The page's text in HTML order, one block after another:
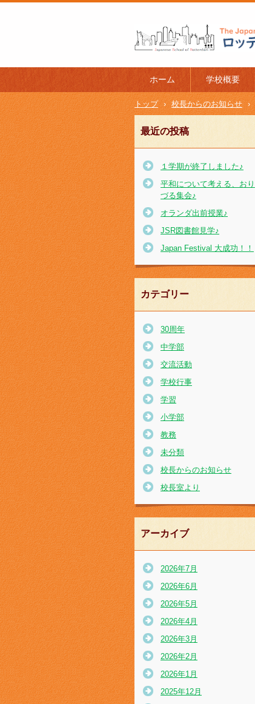
l of Rotterdam
ホーム 学校概要
トップ › 校長からのお知らせ ›
最近の投稿
１学期が終了しました♪
平和について考える、おり
づる集会♪
オランダ出前授業♪
JSR図書館見学♪
Japan Festival 大成功！！
カテゴリー
30周年
中学部
交流活動
学校行事
学習
小学部
教務
未分類
校長からのお知らせ
校長室より
アーカイブ
2026年7月
2026年6月
2026年5月
2026年4月
2026年3月
2026年2月
2026年1月
2025年12月